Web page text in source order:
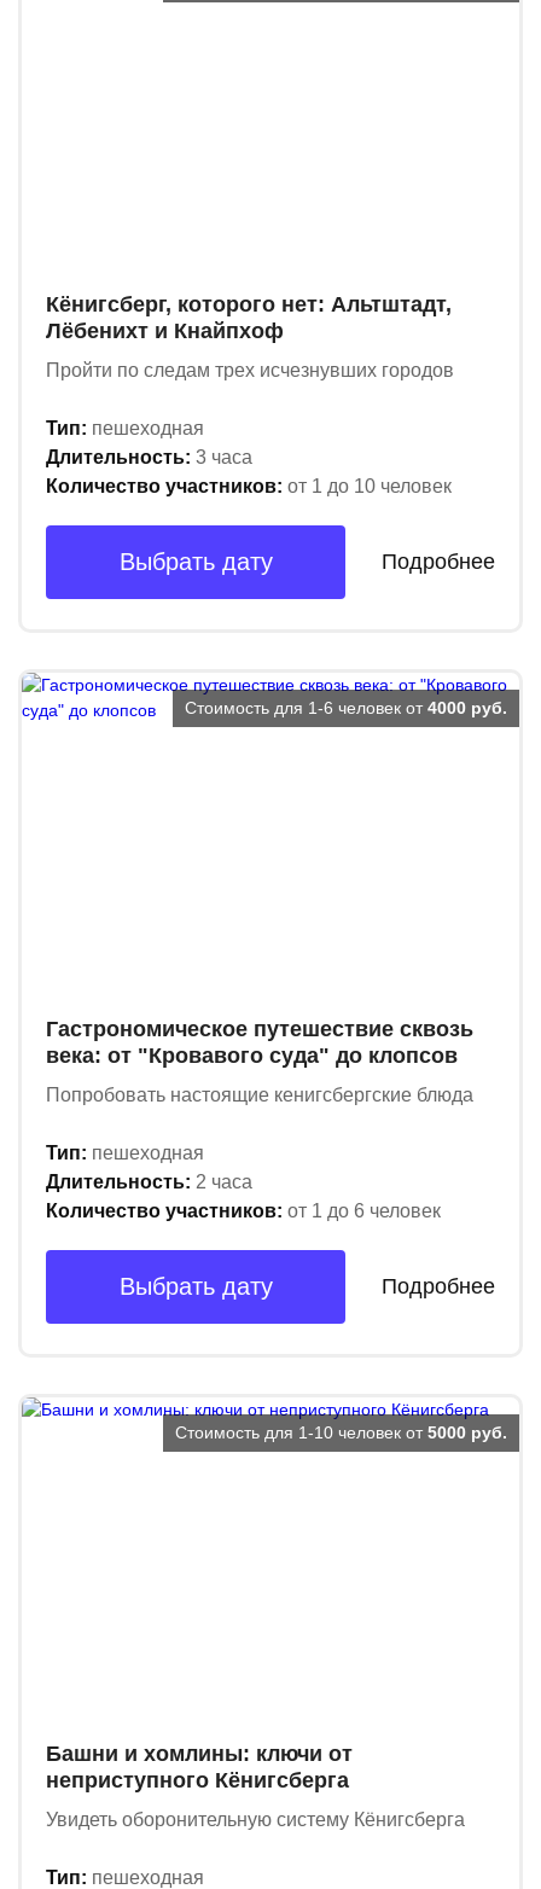
Кёнигсберг, которого нет: Альтштадт,
Лёбенихт и Кнайпхоф
Пройти по следам трех исчезнувших городов
Тип: пешеходная
Длительность: 3 часа
Количество участников: от 1 до 10 человек
Выбрать дату Подробнее
Гастрономическое путешествие сквозь
века: от "Кровавого суда" до клопсов
Попробовать настоящие кенигсбергские блюда
Тип: пешеходная
Длительность: 2 часа
Количество участников: от 1 до 6 человек
Стоимость для 1-6 человек от 4000 руб.
Выбрать дату Подробнее
Башни и хомлины: ключи от
неприступного Кёнигсберга
Увидеть оборонительную систему Кёнигсберга
Тип: пешеходная
Стоимость для 1-10 человек от 5000 руб.